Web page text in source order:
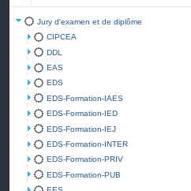
Jury d'examen et de diplôme
CIPCEA
DDL
EAS
EDS
EDS-Formation-IAES
EDS-Formation-IED
EDS-Formation-IEJ
EDS-Formation-INTER
EDS-Formation-PRIV
EDS-Formation-PUB